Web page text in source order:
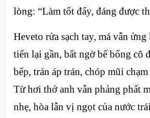
lòng: “Làm tốt đấy, đáng được
Heveto rửa sạch tay, má vẫn
tiến lại gần, bất ngờ bế bổng cô
bếp, trán áp trán, chóp mũi
Từ hơi thở anh vẫn phảng phất
nhẹ, hòa lẫn vị ngọt của nước